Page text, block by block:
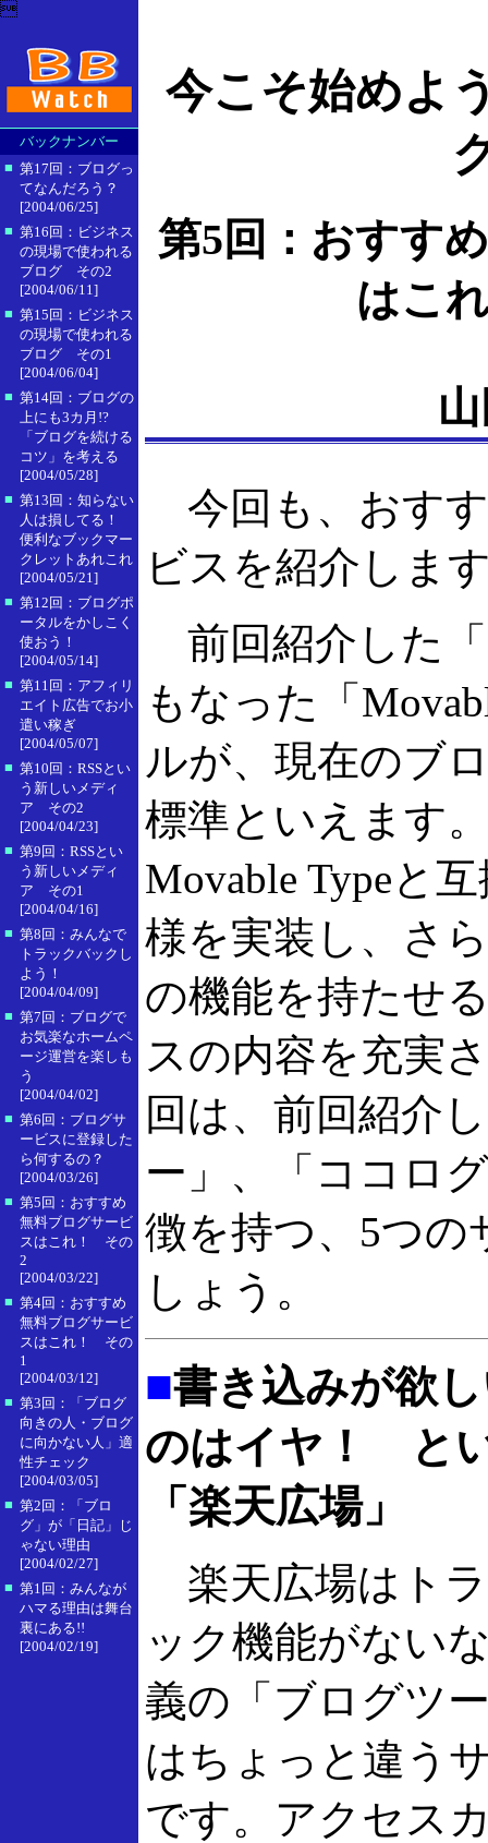

バックナンバー
■ 第17回：ブログっ
てなんだろう？
[2004/06/25]
■ 第16回：ビジネス
の現場で使われる
ブログ その2
[2004/06/11]
■ 第15回：ビジネス
の現場で使われる
ブログ その1
[2004/06/04]
■ 第14回：ブログの
上にも3カ月!?
「ブログを続ける
コツ」を考える
[2004/05/28]
■ 第13回：知らない
人は損してる！
便利なブックマー
クレットあれこれ
[2004/05/21]
■ 第12回：ブログポ
ータルをかしこく
使おう！
[2004/05/14]
■ 第11回：アフィリ
エイト広告でお小
遣い稼ぎ
[2004/05/07]
■ 第10回：RSSとい
う新しいメディ
ア その2
[2004/04/23]
■ 第9回：RSSとい
う新しいメディ
ア その1
[2004/04/16]
■ 第8回：みんなで
トラックバックし
よう！
[2004/04/09]
■ 第7回：ブログで
お気楽なホームペ
ージ運営を楽しも
う
[2004/04/02]
■ 第6回：ブログサ
ービスに登録した
ら何するの？
[2004/03/26]
■ 第5回：おすすめ
無料ブログサービ
スはこれ！ その
2
[2004/03/22]
■ 第4回：おすすめ
無料ブログサービ
スはこれ！ その
1
[2004/03/12]
■ 第3回：「ブログ
向きの人・ブログ
に向かない人」適
性チェック
[2004/03/05]
■ 第2回：「ブロ
グ」が「日記」じ
ゃない理由
[2004/02/27]
■ 第1回：みんなが
ハマる理由は舞台
裏にある!!
[2004/02/19]
今こそ始めよ
第5回：おすす
はこ
今回も、おす
ビスを紹介しま
前回紹介した
もなった「
ルが、現在のブ
標準といえます
Movable Typeと
様を実装し、さ
の機能を持たせ
スの内容を充実
回は、前回紹介
ー」、「ココロ
徴を持つ、5つの
しょう。
■書き込みが欲
のはイヤ！ と
「楽天広場」
楽天広場はト
ック機能がない
義の「ブログツ
はちょっと違う
です。アクセス